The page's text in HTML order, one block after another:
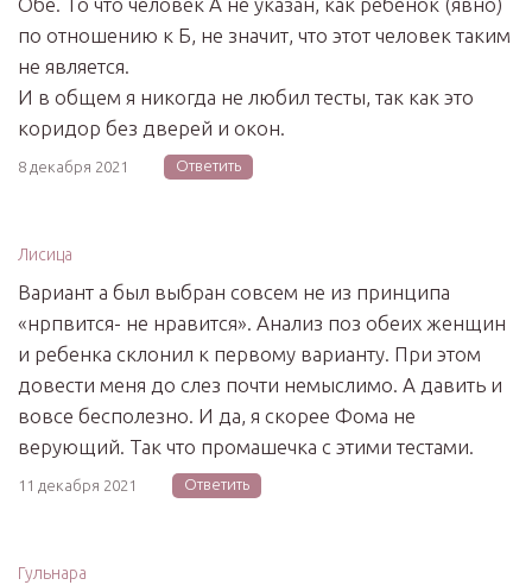
по отношению к Б, не значит, что этот человек таким
не является.
И в общем я никогда не любил тесты, так как это
коридор без дверей и окон.
8 декабря 2021 Ответить
Лисица
Вариант а был выбран совсем не из принципа
«нрпвится- не нравится». Анализ поз обеих женщин
и ребенка склонил к первому варианту. При этом
довести меня до слез почти немыслимо. А давить и
вовсе бесполезно. И да, я скорее Фома не
верующий. Так что промашечка с этими тестами.
11 декабря 2021 Ответить
Гульнара